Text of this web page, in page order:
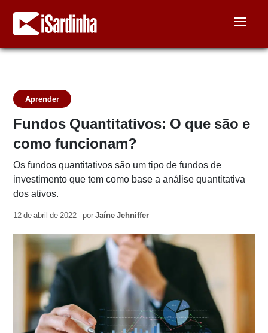
Aprender
Fundos Quantitativos: O que são e
como funcionam?
Os fundos quantitativos são um tipo de fundos de
investimento que tem como base a análise quantitativa
dos ativos.
12 de abril de 2022 - porJaíne Jehniffer